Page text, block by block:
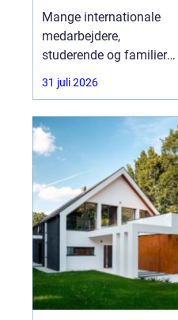
rådgivning gøre en
forskel
Mange internationale
medarbejdere,
studerende og familier
oplever, at vejen til
opholdstilladelse i
end enkel. Reglerne
ændrer sig ofte, og fejl i
ansøgningen kan føre til
lange ventetider eller
direkte afslag. Her kan
en
31 juli 2026